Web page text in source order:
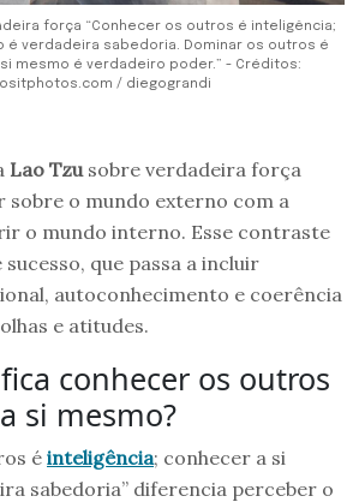
força “Conhecer os outros é inteligência;
é verdadeira sabedoria. Dominar os outros é
mesmo é verdadeiro poder.” - Créditos:
/ diegograndi
Lao Tzu sobre verdadeira força
o mundo externo com a
o mundo interno. Esse contraste
que passa a incluir
autoconhecimento e coerência
e atitudes.
conhecer os outros
si mesmo?
é inteligência; conhecer a si
sabedoria” diferencia perceber o